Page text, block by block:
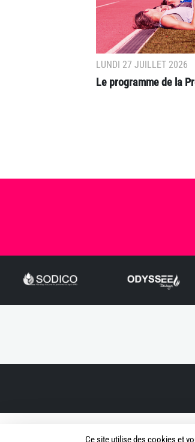
LUNDI 27 JUILLET 2026
Le programme de la
Ce site utilise des cookies et